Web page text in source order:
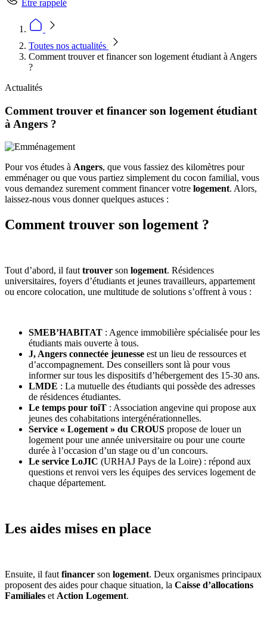
Être rappelé
Toutes nos actualités
Comment trouver et financer son logement étudiant à Angers
?
Actualités
Comment trouver et financer son logement étudiant
à Angers ?
Pour vos études à Angers, que vous fassiez des kilomètres pour
emménager ou que vous partiez simplement du cocon familial, vous
vous demandez surement comment financer votre logement. Alors,
laissez-nous vous donner quelques astuces :
Comment trouver son logement ?
Tout d’abord, il faut trouver son logement. Résidences
universitaires, foyers d’étudiants et jeunes travailleurs, appartement
ou encore colocation, une multitude de solutions s’offrent à vous :
SMEB’HABITAT : Agence immobilière spécialisée pour les
étudiants mais ouverte à tous.
J, Angers connectée jeunesse est un lieu de ressources et
d’accompagnement. Des conseillers sont là pour vous
informer sur tous les dispositifs d’hébergement des 15-30 ans.
LMDE : La mutuelle des étudiants qui possède des adresses
de résidences étudiantes.
Le temps pour toiT : Association angevine qui propose aux
jeunes des cohabitations intergénérationnelles.
Service « Logement » du CROUS propose de louer un
logement pour une année universitaire ou pour une courte
durée à l’occasion d’un stage ou d’un concours.
Le service LoJIC (URHAJ Pays de la Loire) : répond aux
questions et renvoi vers les équipes des services logement de
chaque département.
Les aides mises en place
Ensuite, il faut financer son logement. Deux organismes principaux
proposent des aides pour chaque situation, la Caisse d’allocations
Familiales et Action Logement.